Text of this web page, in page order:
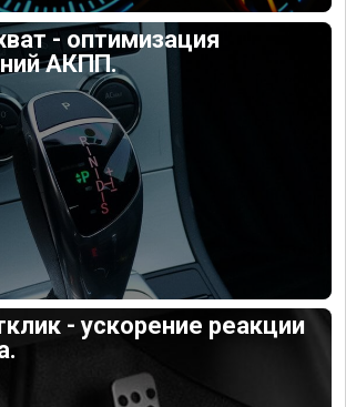
- оптимизация
АКПП.
- ускорение реакции